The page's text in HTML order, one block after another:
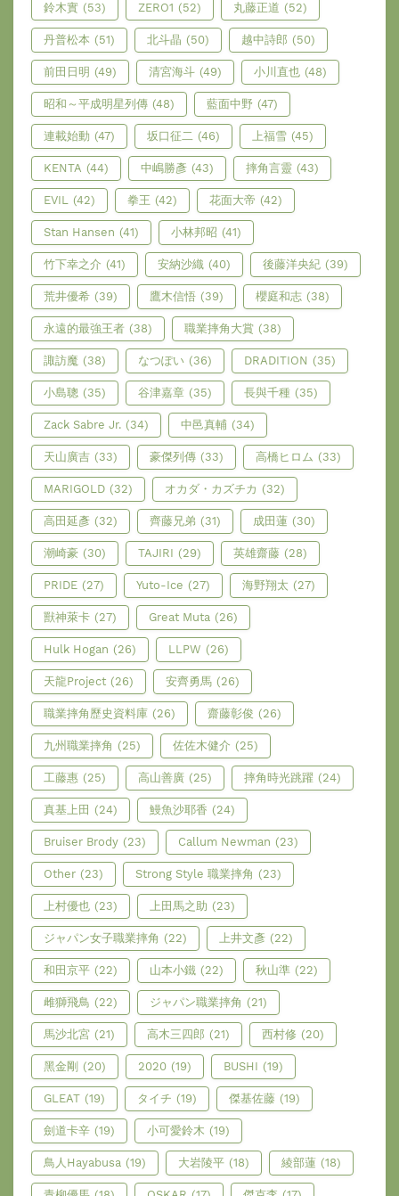
鈴木實 (53) ZERO1 (52) 丸藤正道 (52)
丹普松本 (51) 北斗晶 (50) 越中詩郎 (50)
前田日明 (49) 清宮海斗 (49) 小川直也 (48)
昭和～平成明星列傳 (48) 藍面中野 (47)
連載始動 (47) 坂口征二 (46) 上福雪 (45)
KENTA (44) 中嶋勝彥 (43) 摔角言靈 (43)
EVIL (42) 拳王 (42) 花面大帝 (42)
Stan Hansen (41) 小林邦昭 (41)
竹下幸之介 (41) 安納沙織 (40) 後藤洋央紀 (39)
荒井優希 (39) 鷹木信悟 (39) 櫻庭和志 (38)
永遠的最強王者 (38) 職業摔角大賞 (38)
諏訪魔 (38) なつぽい (36) DRADITION (35)
小島聰 (35) 谷津嘉章 (35) 長與千種 (35)
Zack Sabre Jr. (34) 中邑真輔 (34)
天山廣吉 (33) 豪傑列傳 (33) 高橋ヒロム (33)
MARIGOLD (32) オカダ・カズチカ (32)
高田延彥 (32) 齊藤兄弟 (31) 成田蓮 (30)
潮崎豪 (30) TAJIRI (29) 英雄齋藤 (28)
PRIDE (27) Yuto-Ice (27) 海野翔太 (27)
獸神萊卡 (27) Great Muta (26)
Hulk Hogan (26) LLPW (26)
天龍Project (26) 安齊勇馬 (26)
職業摔角歷史資料庫 (26) 齋藤彰俊 (26)
九州職業摔角 (25) 佐佐木健介 (25)
工藤惠 (25) 高山善廣 (25) 摔角時光跳躍 (24)
真基上田 (24) 鰻魚沙耶香 (24)
Bruiser Brody (23) Callum Newman (23)
Other (23) Strong Style 職業摔角 (23)
上村優也 (23) 上田馬之助 (23)
ジャパン女子職業摔角 (22) 上井文彥 (22)
和田京平 (22) 山本小鐵 (22) 秋山準 (22)
雌獅飛鳥 (22) ジャパン職業摔角 (21)
馬沙北宮 (21) 高木三四郎 (21) 西村修 (20)
黑金剛 (20) 2020 (19) BUSHI (19)
GLEAT (19) タイチ (19) 傑基佐藤 (19)
劍道卡辛 (19) 小可愛鈴木 (19)
鳥人Hayabusa (19) 大岩陵平 (18) 綾部蓮 (18)